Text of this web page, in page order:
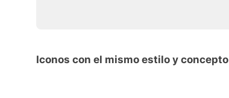
Iconos con el mismo estilo y concepto